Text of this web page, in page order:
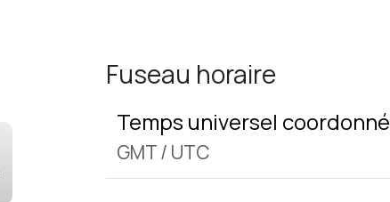
Fuseau horaire
Temps universel coordonné
GMT/ UTC